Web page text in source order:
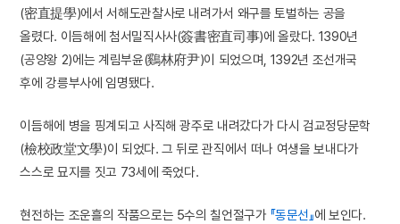
(密直提學)에서 서해도관찰사로 내려가서 왜구를 토벌하는 공을
올렸다. 이듬해에 첨서밀직사사(簽書密直司事)에 올랐다. 1390년
(공양왕 2)에는 계림부윤(鷄林府尹)이 되었으며, 1392년 조선개국
후에 강릉부사에 임명됐다.
이듬해에 병을 핑계되고 사직해 광주로 내려갔다가 다시 검교정당문학
(檢校政堂文學)이 되었다. 그 뒤로 관직에서 떠나 여생을 보내다가
스스로 묘지를 짓고 73세에 죽었다.
현전하는 조운흘의 작품으로는 5수의 칠언절구가 『동문선』에 보인다.